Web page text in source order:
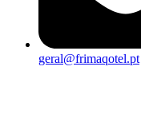
geral@frimaqotel.pt